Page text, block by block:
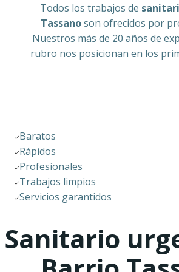
Todos los trabajos de
Tassanoson ofrecidos por
Nuestros más de 20 años de
rubro nos posicionan en los
Baratos
Rápidos
Profesionales
Trabajos limpios
Servicios garantidos
Sanitario